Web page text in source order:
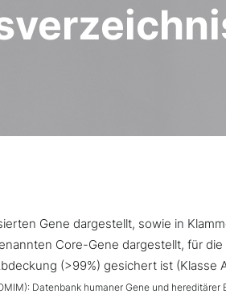
Gene dargestellt, sowie in
Core-Gene dargestellt, für
(>99%) gesichert ist (Klasse
Datenbank humaner Gene und hereditärer